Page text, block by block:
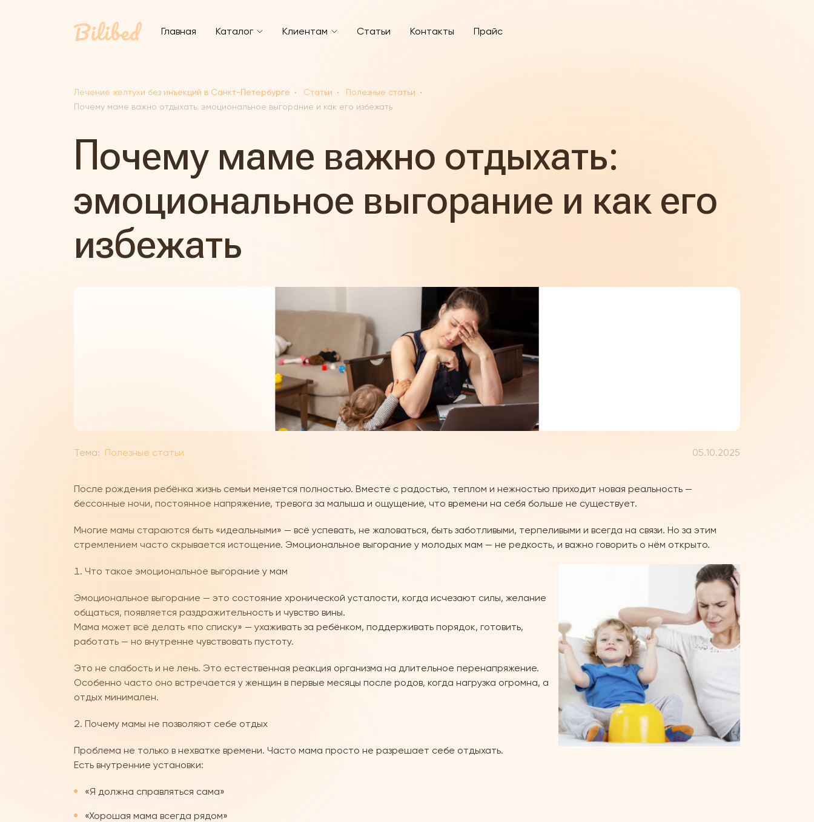
Главная Каталог Клиентам Статьи Контакты Прайс
Лечение желтухи без инъекций в Санкт-Петербурге Статьи
Полезные статьи
Почему маме важно отдыхать: эмоциональное выгорание и как его избежать
Почему маме важно отдыхать:
эмоциональное выгорание и как его
избежать
Тема: Полезные статьи 05.10.2025
После рождения ребёнка жизнь семьи меняется полностью. Вместе с радостью, теплом и нежностью приходит новая реальность —
бессонные ночи, постоянное напряжение, тревога за малыша и ощущение, что времени на себя больше не существует.
Многие мамы стараются быть «идеальными» — всё успевать, не жаловаться, быть заботливыми, терпеливыми и всегда на связи. Но за этим
стремлением часто скрывается истощение. Эмоциональное выгорание у молодых мам — не редкость, и важно говорить о нём открыто.
Что такое эмоциональное выгорание у мам
Эмоциональное выгорание — это состояние хронической усталости, когда исчезают силы, желание
общаться, появляется раздражительность и чувство вины.
Мама может всё делать «по списку» — ухаживать за ребёнком, поддерживать порядок, готовить,
работать — но внутренне чувствовать пустоту.
Это не слабость и не лень. Это естественная реакция организма на длительное перенапряжение.
Особенно часто оно встречается у женщин в первые месяцы после родов, когда нагрузка огромна, а
отдых минимален.
Почему мамы не позволяют себе отдых
Проблема не только в нехватке времени. Часто мама просто не разрешает себе отдыхать.
Есть внутренние установки:
«Я должна справляться сама»
«Хорошая мама всегда рядом»